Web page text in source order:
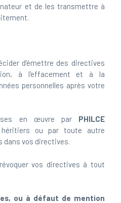
et de les transmettre à
d’émettre des directives
à l'effacement et à la
personnelles après votre
en œuvre par PHILCE
ou par toute autre
dans vos directives.
vos directives à tout
ou à défaut de mention